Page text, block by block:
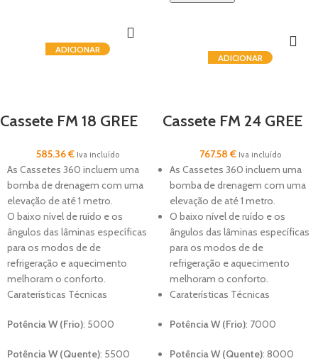
ADICIONAR
ADICIONAR
Cassete FM 18 GREE
585.36€ Iva incluído
As Cassetes 360 incluem uma
bomba de drenagem com uma
elevação de até 1 metro.
O baixo nível de ruído e os
ângulos das lâminas específicas
para os modos de de
refrigeração e aquecimento
melhoram o conforto.
Caraterísticas Técnicas
Potência W (Frio): 5000
Potência W (Quente): 5500
Cassete FM 24 GREE
767.58€ Iva incluído
As Cassetes 360 incluem uma
bomba de drenagem com uma
elevação de até 1 metro.
O baixo nível de ruído e os
ângulos das lâminas específicas
para os modos de de
refrigeração e aquecimento
melhoram o conforto.
Caraterísticas Técnicas
Potência W (Frio): 7000
Potência W (Quente): 8000